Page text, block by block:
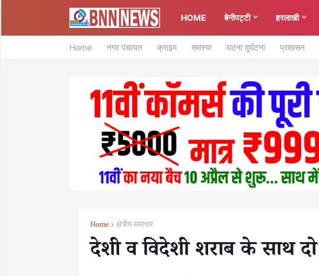
HOME बेनीपट्टी हरलाखी
Home नगर पंचायत क्राइम समस्या घटना दुर्घटना प्रशासन
Home क्षेत्रीय समाचार
देशी व विदेशी शराब के साथ